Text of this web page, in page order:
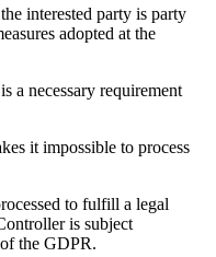
interested party is party
adopted at the
a necessary requirement
it impossible to process
to fulfill a legal
is subject
the GDPR.